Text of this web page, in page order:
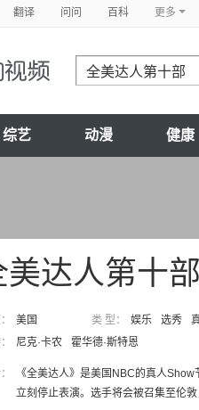
翻译 问问 百科 更多
综艺 动漫 健康
美达人第十部
美国 类 型： 娱乐 选秀
尼克·卡农 霍华德·斯特恩
《全美达人》是美国NBC的真人
立刻停止表演。选手将会被召集至伦